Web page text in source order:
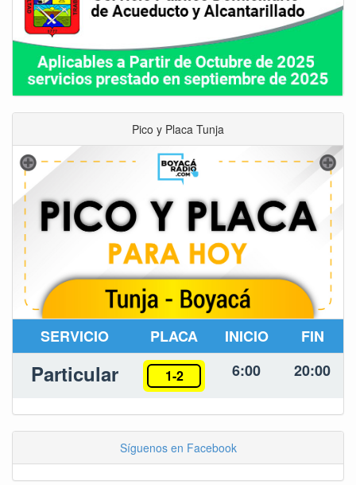
Pico y Placa Tunja
SERVICIO PLACA INICIO FIN
Particular 1-2 6:00 20:00
Síguenos en Facebook